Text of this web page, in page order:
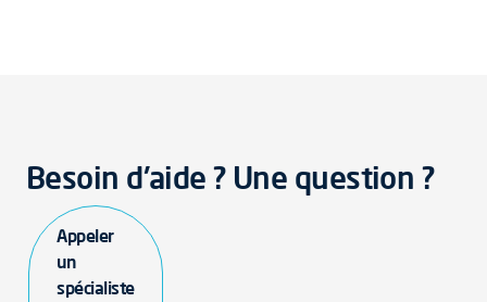
Besoin d'aide ? Une question ?
Appeler
un
spécialiste